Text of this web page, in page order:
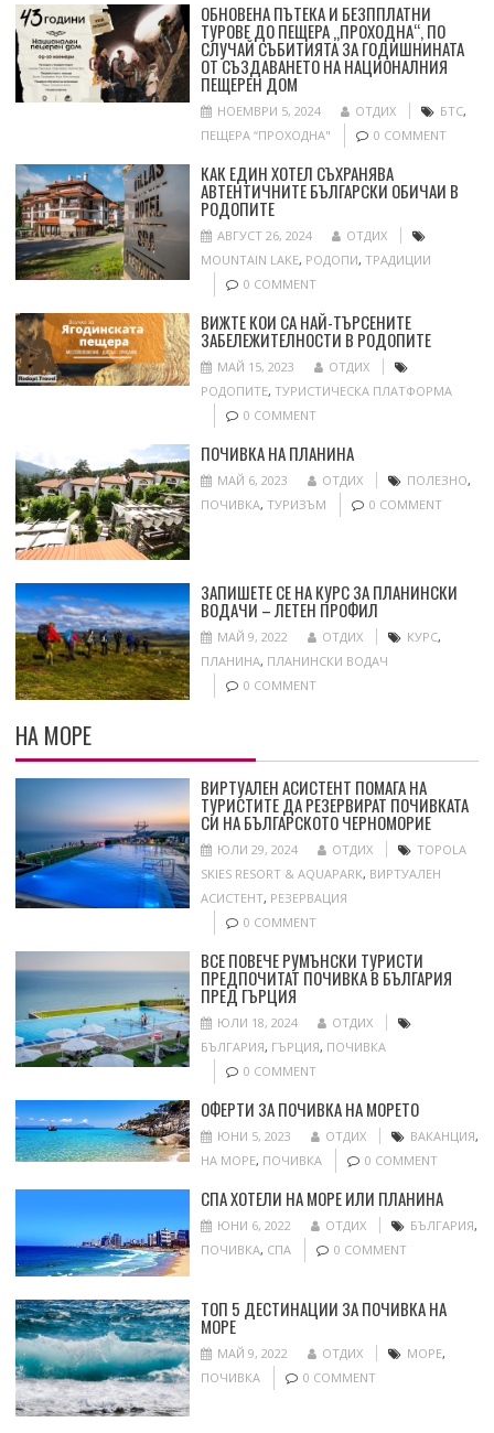
ОБНОВЕНА ПЪТЕКА И БЕЗППЛАТНИ
ТУРОВЕ ДО ПЕЩЕРА „ПРОХОДНА“, ПО
СЛУЧАЙ СЪБИТИЯТА ЗА ГОДИШНИНАТА
ОТ СЪЗДАВАНЕТО НА НАЦИОНАЛНИЯ
ПЕЩЕРЕН ДОМ
НОЕМВРИ 5, 2024 ОТДИХ БТС,
ПЕЩЕРА “ПРОХОДНА"
0 COMMENT
КАК ЕДИН ХОТЕЛ СЪХРАНЯВА
АВТЕНТИЧНИТЕ БЪЛГАРСКИ ОБИЧАИ В
РОДОПИТЕ
АВГУСТ 26, 2024
ОТДИХ
MOUNTAIN LAKE, РОДОПИ, ТРАДИЦИИ
0 COMMENT
ВИЖТЕ КОИ СА НАЙ-ТЪРСЕНИТЕ
ЗАБЕЛЕЖИТЕЛНОСТИ В РОДОПИТЕ
МАЙ 15, 2023
ОТДИХ
РОДОПИТЕ, ТУРИСТИЧЕСКА ПЛАТФОРМА
0 COMMENT
ПОЧИВКА НА ПЛАНИНА
МАЙ 6, 2023 ОТДИХ ПОЛЕЗНО,
ПОЧИВКА, ТУРИЗЪМ 0 COMMENT
ЗАПИШЕТЕ СЕ НА КУРС ЗА ПЛАНИНСКИ
ВОДАЧИ – ЛЕТЕН ПРОФИЛ
МАЙ 9, 2022 ОТДИХ КУРС,
ПЛАНИНА, ПЛАНИНСКИ ВОДАЧ
0 COMMENT
НА МОРЕ
ВИРТУАЛЕН АСИСТЕНТ ПОМАГА НА
ТУРИСТИТЕ ДА РЕЗЕРВИРАТ ПОЧИВКАТА
СИ НА БЪЛГАРСКОТО ЧЕРНОМОРИЕ
ЮЛИ 29, 2024 ОТДИХ
TOPOLA
SKIES RESORT & AQUAPARK, ВИРТУАЛЕН
АСИСТЕНТ, РЕЗЕРВАЦИЯ
0 COMMENT
ВСЕ ПОВЕЧЕ РУМЪНСКИ ТУРИСТИ
ПРЕДПОЧИТАТ ПОЧИВКА В БЪЛГАРИЯ
ПРЕД ГЪРЦИЯ
ЮЛИ 18, 2024
ОТДИХ
БЪЛГАРИЯ, ГЪРЦИЯ, ПОЧИВКА
0 COMMENT
ОФЕРТИ ЗА ПОЧИВКА НА МОРЕТО
ЮНИ 5, 2023 ОТДИХ ВАКАНЦИЯ,
НА МОРЕ, ПОЧИВКА 0 COMMENT
СПА ХОТЕЛИ НА МОРЕ ИЛИ ПЛАНИНА
ЮНИ 6, 2022 ОТДИХ БЪЛГАРИЯ,
ПОЧИВКА, СПА 0 COMMENT
ТОП 5 ДЕСТИНАЦИИ ЗА ПОЧИВКА НА
МОРЕ
МАЙ 9, 2022 ОТДИХ МОРЕ,
ПОЧИВКА
0 COMMENT